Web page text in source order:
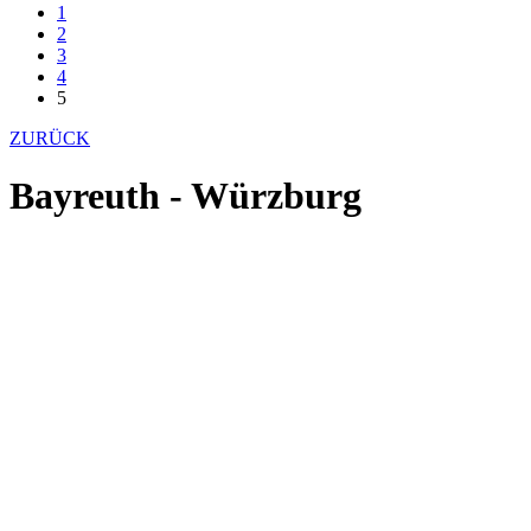
1
2
3
4
5
ZURÜCK
Bayreuth - Würzburg